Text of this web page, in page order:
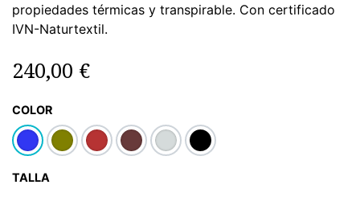
propiedades térmicas y transpirable. Con certificado
IVN-Naturtextil.
240,00 €
COLOR
TALLA